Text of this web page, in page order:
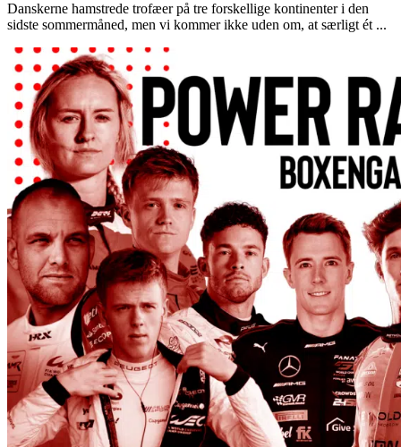
Danskerne hamstrede trofæer på tre forskellige kontinenter i den
sidste sommermåned, men vi kommer ikke uden om, at særligt ét ...